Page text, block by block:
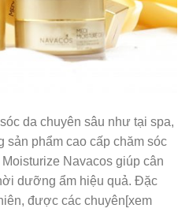
da chuyên sâu như tại spa,
sản phẩm cao cấp chăm sóc
Navacos giúp cân
dưỡng ẩm hiệu quả. Đặc
được các chuyên[xem